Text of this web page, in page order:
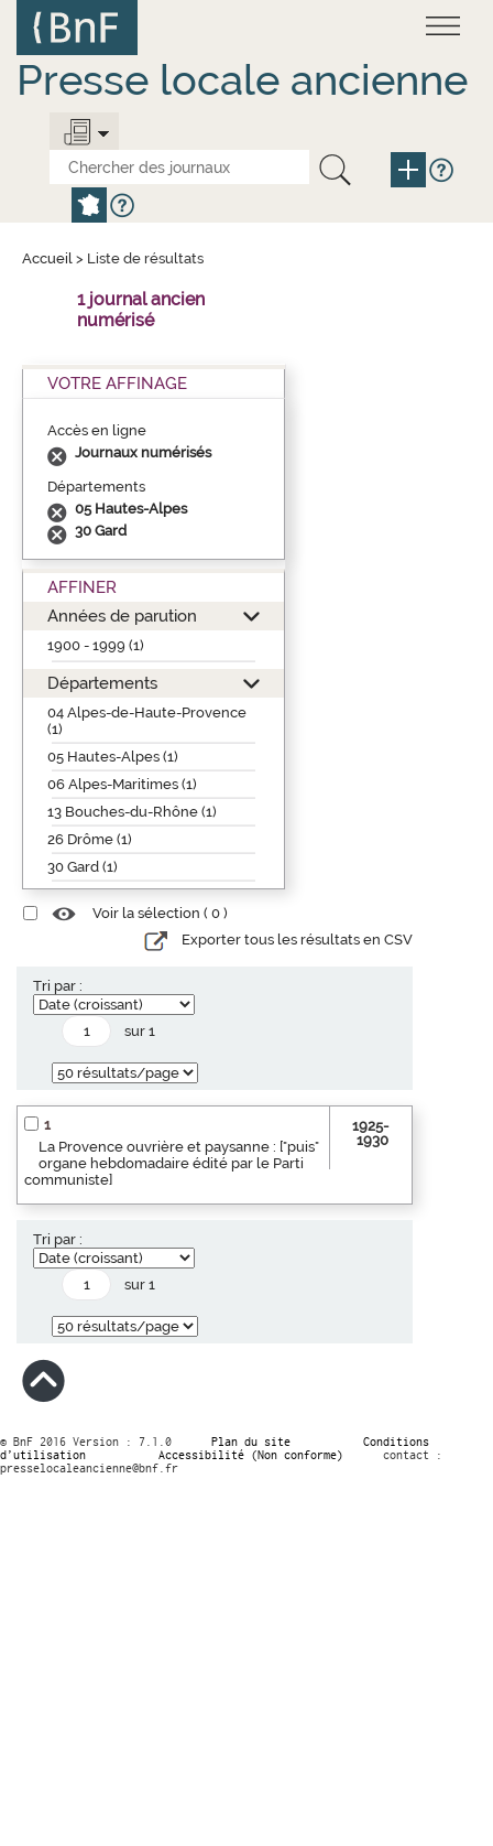
contenu
principal
Presse locale ancienne
Accueil > Liste de résultats
1 journal ancien
numérisé
VOTRE AFFINAGE
Accès en ligne
Journaux numérisés
Départements
05 Hautes-Alpes
30 Gard
AFFINER
Années de parution
1900 - 1999 (1)
Départements
04 Alpes-de-Haute-Provence
(1)
05 Hautes-Alpes (1)
06 Alpes-Maritimes (1)
13 Bouches-du-Rhône (1)
26 Drôme (1)
30 Gard (1)
Voir la sélection ( 0 )
Exporter tous les résultats en CSV
Tri par :
sur 1
1
La Provence ouvrière et paysanne : ["puis"
organe hebdomadaire édité par le Parti
communiste]
1925-
1930
Tri par :
sur 1
© BnF 2016 Version : 7.1.0 Plan du site
Conditions
d’utilisation
Accessibilité (Non conforme)
contact :
presselocaleancienne@bnf.fr
Panneau de gestion des cookies